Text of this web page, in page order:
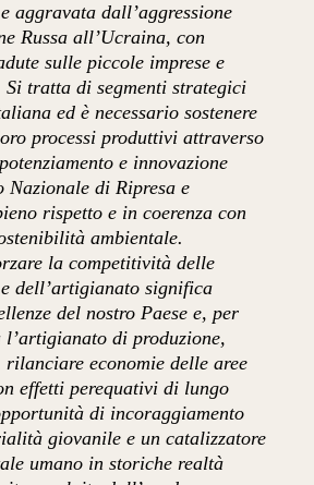
aggravata dall’aggressione
Russa all’Ucraina, con
sulle piccole imprese e
tratta di segmenti strategici
ed è necessario sostenere
processi produttivi attraverso
e innovazione
di Ripresa e
rispetto e in coerenza con
ambientale.
la competitività delle
dell’artigianato significa
del nostro Paese e, per
di produzione,
economie delle aree
effetti perequativi di lungo
di incoraggiamento
giovanile e un catalizzatore
umano in storiche realtà